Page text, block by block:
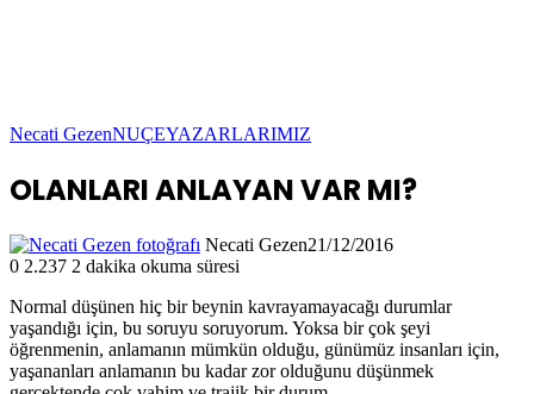
Necati GezenNUÇEYAZARLARIMIZ
OLANLARI ANLAYAN VAR MI?
Necati Gezen21/12/2016
0 2.237 2 dakika okuma süresi
Normal düşünen hiç bir beynin kavrayamayacağı durumlar
yaşandığı için, bu soruyu soruyorum. Yoksa bir çok şeyi
öğrenmenin, anlamanın mümkün olduğu, günümüz insanları için,
yaşananları anlamanın bu kadar zor olduğunu düşünmek